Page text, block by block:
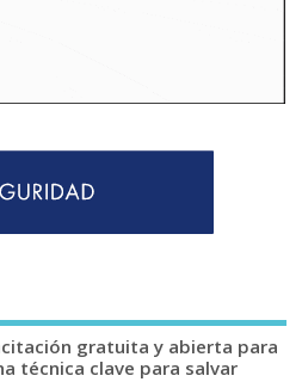
gratuita y abierta para
técnica clave para salvar